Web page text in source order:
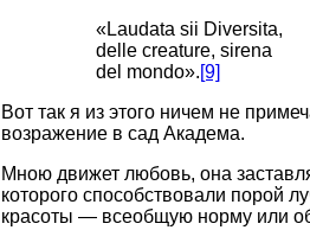
«Laudata sii Diversita,
delle creature, sirena
del mondo».[9]
Вот так я из этого ничем не
возражение в сад Академа.
Мною движет любовь, она
которого способствовали порой
красоты — всеобщую норму или